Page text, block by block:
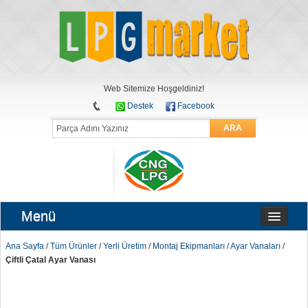
Web Sitemize Hoşgeldiniz!
Destek
Facebook
ARA
Menü
Ana Sayfa /Tüm Ürünler /Yerli Üretim / Montaj Ekipmanları /Ayar Vanaları /
Çiftli Çatal Ayar Vanası